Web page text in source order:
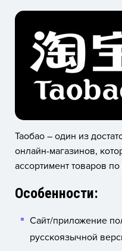
Таобао – один из
онлайн-магазинов,
ассортимент товаров
Особенности:
Сайт/приложение
русскоязычной